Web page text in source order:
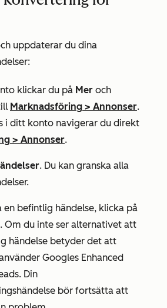
uppdaterar du dina
klickar du på Mer och
Marknadsföring > Annonser.
i ditt konto navigerar du direkt
> Annonser.
. Du kan granska alla
befintlig händelse, klicka på
. Om du inte ser alternativet att
händelse betyder det att
Googles Enhanced
Din
bör fortsätta att